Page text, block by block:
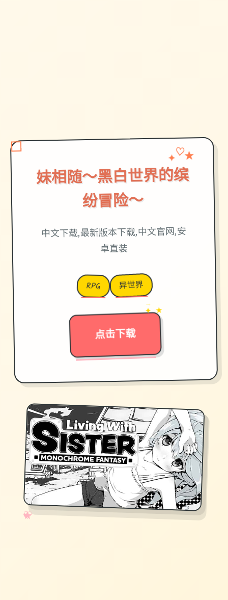
妹相随～黑白世界的缤
纷冒险～
✦ ♡ ★
中文下载,最新版本下载,中文官网,安
卓直装
RPG 异世界
点击下载
→
✦ ★
✧
♡
★
♥